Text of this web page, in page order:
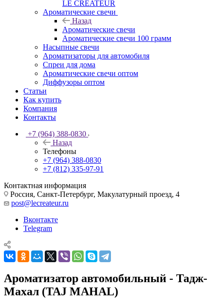
LE CRÉATEUR
Ароматические свечи
Назад
Ароматические свечи
Ароматические свечи 100 грамм
Насыпные свечи
Ароматизаторы для автомобиля
Спреи для дома
Ароматические свечи оптом
Диффузоры оптом
Статьи
Как купить
Компания
Контакты
+7 (964) 388-0830
Назад
Телефоны
+7 (964) 388-0830
+7 (812) 335-97-91
Контактная информация
Россия, Санкт-Петербург, Макулатурный проезд, 4
post@lecreateur.ru
Вконтакте
Telegram
Ароматизатор автомобильный - Тадж-
Махал (TAJ MAHAL)